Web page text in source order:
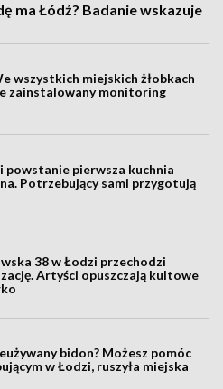
ma Łódź? Badanie wskazuje
wszystkich miejskich żłobkach
zainstalowany monitoring
powstanie pierwsza kuchnia
Potrzebujący sami przygotują
38 w Łodzi przechodzi
Artyści opuszczają kultowe
bidon? Możesz pomóc
w Łodzi, ruszyła miejska